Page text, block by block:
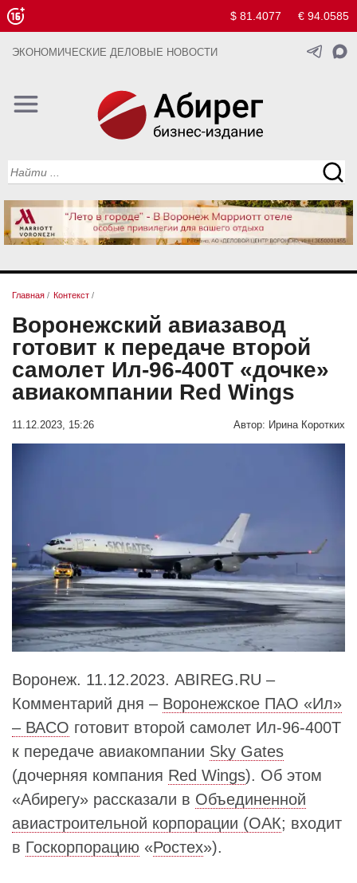
$ 81.4077 € 94.0585
ЭКОНОМИЧЕСКИЕ ДЕЛОВЫЕ НОВОСТИ
Главная / Контекст /
Воронежский авиазавод
готовит к передаче второй
самолет Ил-96-400Т «дочке»
авиакомпании Red Wings
11.12.2023, 15:26 Автор: Ирина Коротких
Воронеж. 11.12.2023. ABIREG.RU –
Комментарий дня – Воронежское ПАО «Ил»
– ВАСО готовит второй самолет Ил-96-400Т
к передаче авиакомпании Sky Gates
(дочерняя компания Red Wings). Об этом
«Абирегу» рассказали в Объединенной
авиастроительной корпорации (ОАК; входит
в Госкорпорацию «Ростех»).